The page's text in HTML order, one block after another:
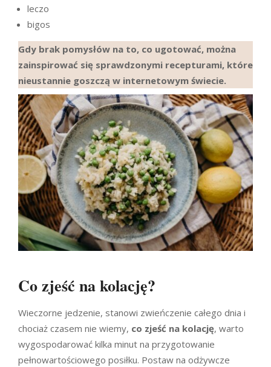
leczo
bigos
Gdy brak pomysłów na to, co ugotować, można
zainspirować się sprawdzonymi recepturami, które
nieustannie goszczą w internetowym świecie.
Co zjeść na kolację?
Wieczorne jedzenie, stanowi zwieńczenie całego dnia i
chociaż czasem nie wiemy, co zjeść na kolację, warto
wygospodarować kilka minut na przygotowanie
pełnowartościowego posiłku. Postaw na odżywcze